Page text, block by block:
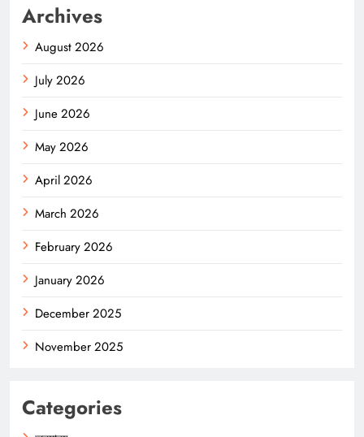
Archives
August 2026
July 2026
June 2026
May 2026
April 2026
March 2026
February 2026
January 2026
December 2025
November 2025
Categories